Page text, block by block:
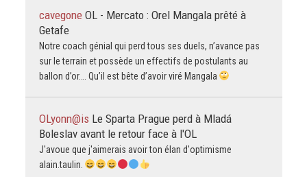
cavegone OL - Mercato : Orel Mangala prêté à
Getafe
Notre coach génial qui perd tous ses duels, n’avance pas
sur le terrain et possède un effectifs de postulants au
ballon d’or…. Qu’il est bête d’avoir viré Mangala
OLyonn@is Le Sparta Prague perd à Mladá
Boleslav avant le retour face à l'OL
J'avoue que j'aimerais avoir ton élan d'optimisme
alain.taulin.